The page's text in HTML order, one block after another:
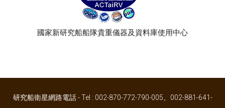
國家新研究船船隊貴重儀器及資料庫使用中心
研究船衛星網路電話 - Tel : 002-870-772-790-005、002-881-641-